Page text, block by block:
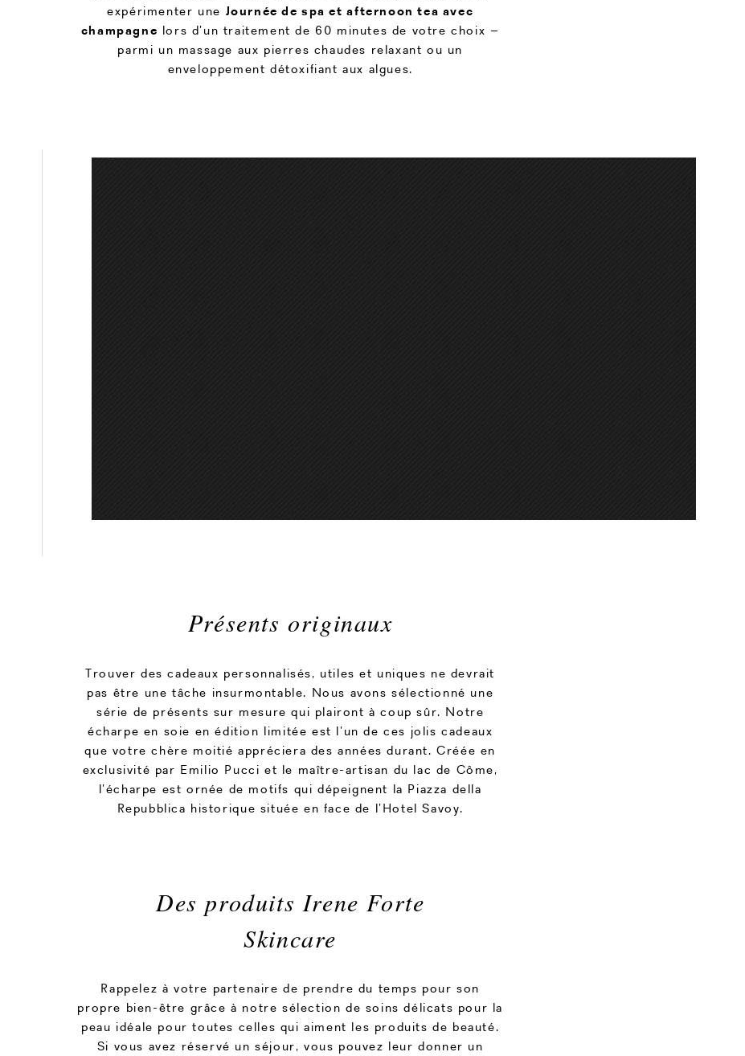
expérimenter une Journée de spa et afternoon tea avec
champagne lors d’un traitement de 60 minutes de votre choix –
parmi un massage aux pierres chaudes relaxant ou un
enveloppement détoxifiant aux algues.
Présents originaux
Trouver des cadeaux personnalisés, utiles et uniques ne devrait
pas être une tâche insurmontable. Nous avons sélectionné une
série de présents sur mesure qui plairont à coup sûr. Notre
écharpe en soie en édition limitée est l’un de ces jolis cadeaux
que votre chère moitié appréciera des années durant. Créée en
exclusivité par Emilio Pucci et le maître-artisan du lac de Côme,
l’écharpe est ornée de motifs qui dépeignent la Piazza della
Repubblica historique située en face de l’Hotel Savoy.
Des produits Irene Forte
Skincare
Rappelez à votre partenaire de prendre du temps pour son
propre bien-être grâce à notre sélection de soins délicats pour la
peau idéale pour toutes celles qui aiment les produits de beauté.
Si vous avez réservé un séjour, vous pouvez leur donner un